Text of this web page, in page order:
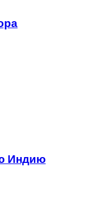
Индию